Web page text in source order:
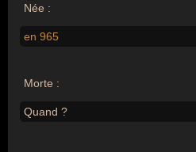
Née :
en 965
Morte :
Quand ?